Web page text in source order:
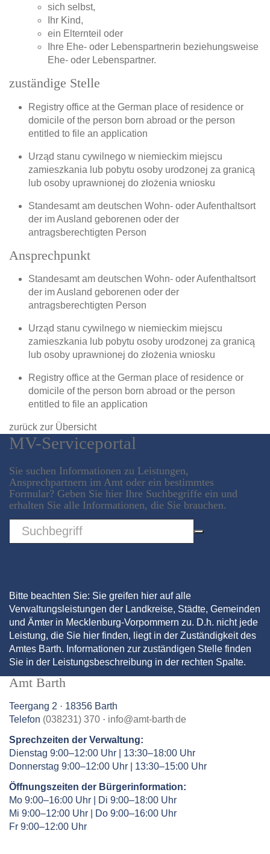
sich selbst,
Ihr Kind,
ein Elternteil oder
Ihre Ehe- oder Lebenspartnerin beziehungsweise
Ehe- oder Lebenspartner.
zuständige Stelle
Registry office at the German place of residence or
domicile of the person born abroad or the person
entitled to file an application
Urząd stanu cywilnego w niemieckim miejscu
zamieszkania lub pobytu osoby urodzonej za granicą
lub osoby uprawnionej do złożenia wniosku
Standesamt am deutschen Wohn- oder Aufenthaltsort
der im Ausland geborenen oder der
antragsberechtigten Person
Ansprechpunkt
Standesamt am deutschen Wohn- oder Aufenthaltsort
der im Ausland geborenen oder der
antragsberechtigten Person
Urząd stanu cywilnego w niemieckim miejscu
zamieszkania lub pobytu osoby urodzonej za granicą
lub osoby uprawnionej do złożenia wniosku
Registry office at the German place of residence or
domicile of the person born abroad or the person
entitled to file an application
zurück zur Übersicht
MV-Serviceportal
Sie suchen Informationen zu Leistungen,
Ansprechpartnern im Amt oder ein bestimmtes
Formular? Geben Sie hier Ihre Suchbegriffe ein und
erhalten Sie alle Informationen, die Sie brauchen.
Sword
Bitte beachten Sie: Sie greifen hier auf alle
Verwaltungsleistungen der Landkreise, Städte, Gemeinden
und Ämter in Mecklenburg-Vorpommern zu. D.h. nicht jede
Leistung, die Sie hier finden, liegt in der Zuständigkeit des
Amtes Barth. Informationen zur zuständigen Stelle finden
Sie in der Leistungsbeschreibung in der rechten Spalte.
Amt Barth
Teergang 2 · 18356 Barth
Telefon (038231) 370 · info@amt-barth.de
Sprechzeiten der Verwaltung:
Dienstag 9:00–12:00 Uhr | 13:30–18:00 Uhr
Donnerstag 9:00–12:00 Uhr | 13:30–15:00 Uhr
Öffnungszeiten der Bürgerinformation:
Mo 9:00–16:00 Uhr | Di 9:00–18:00 Uhr
Mi 9:00–12:00 Uhr | Do 9:00–16:00 Uhr
Fr 9:00–12:00 Uhr